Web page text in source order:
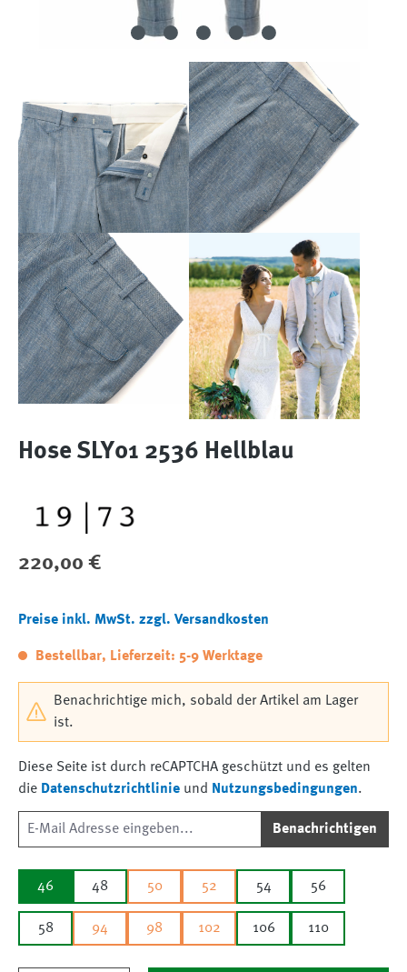
Hose SLY01 2536 Hellblau
Regulärer Preis:
220,00 €
Preise inkl. MwSt. zzgl. Versandkosten
Bestellbar, Lieferzeit: 5-9 Werktage
Benachrichtige mich, sobald der Artikel am Lager
ist.
Diese Seite ist durch reCAPTCHA geschützt und es gelten
die Datenschutzrichtlinie und Nutzungsbedingungen.
Benachrichtigen
46 48 50 52 54 56
58 94 98 102 106 110